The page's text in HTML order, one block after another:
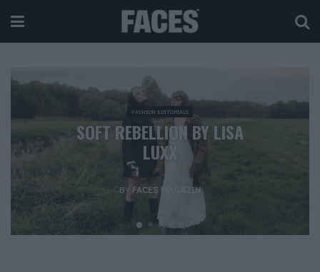
FASHION EDITORIALS
SOFT REBELLION BY LISA
LUXX
BY FACES MAGAZIN